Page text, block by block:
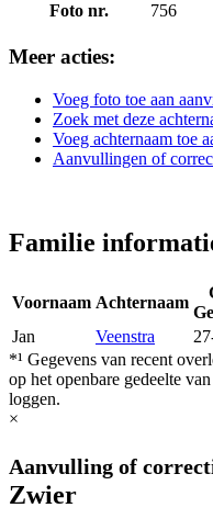
Foto nr.
756
Meer acties:
Voeg foto toe aan
Zoek met deze
Voeg achternaam toe
Aanvullingen of
Familie
Voornaam Achternaam
Jan
Veenstra
*¹ Gegevens van recent
op het openbare gedeelte
loggen.
×
Aanvulling of
Zwier